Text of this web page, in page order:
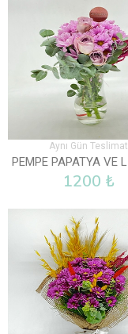
Aynı Gün Teslimat
1200 ₺